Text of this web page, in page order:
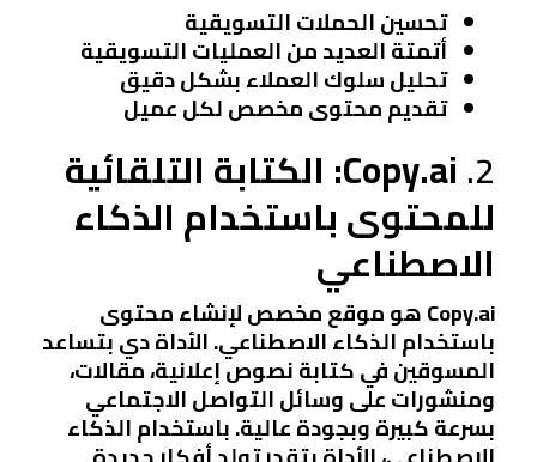
تحسين الحملات التسويقية
أتمتة العديد من العمليات التسويقية
تحليل سلوك العملاء بشكل دقيق
تقديم محتوى مخصص لكل عميل
2. Copy.ai: الكتابة التلقائية
للمحتوى باستخدام الذكاء
الاصطناعي
Copy.ai هو موقع مخصص لإنشاء محتوى
باستخدام الذكاء الاصطناعي. الأداة دي بتساعد
المسوقين في كتابة نصوص إعلانية، مقالات،
ومنشورات على وسائل التواصل الاجتماعي
بسرعة كبيرة وبجودة عالية. باستخدام الذكاء